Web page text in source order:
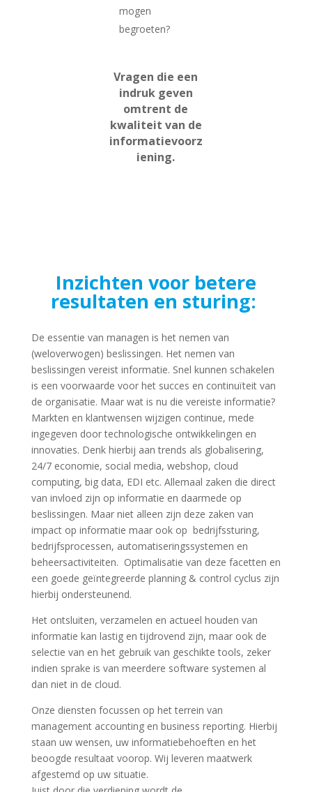
mogen
begroeten?
Vragen die een
indruk geven
omtrent de
kwaliteit van de
informatievoorz
iening.
Inzichten voor betere
resultaten en sturing:
De essentie van managen is het nemen van
(weloverwogen) beslissingen. Het nemen van
beslissingen vereist informatie. Snel kunnen schakelen
is een voorwaarde voor het succes en continuïteit van
de organisatie. Maar wat is nu die vereiste informatie?
Markten en klantwensen wijzigen continue, mede
ingegeven door technologische ontwikkelingen en
innovaties. Denk hierbij aan trends als globalisering,
24/7 economie, social media, webshop, cloud
computing, big data, EDI etc. Allemaal zaken die direct
van invloed zijn op informatie en daarmede op
beslissingen. Maar niet alleen zijn deze zaken van
impact op informatie maar ook op bedrijfssturing,
bedrijfsprocessen, automatiseringssystemen en
beheersactiviteiten. Optimalisatie van deze facetten en
een goede geïntegreerde planning & control cyclus zijn
hierbij ondersteunend.
Het ontsluiten, verzamelen en actueel houden van
informatie kan lastig en tijdrovend zijn, maar ook de
selectie van en het gebruik van geschikte tools, zeker
indien sprake is van meerdere software systemen al
dan niet in de cloud.
Onze diensten focussen op het terrein van
management accounting en business reporting. Hierbij
staan uw wensen, uw informatiebehoeften en het
beoogde resultaat voorop. Wij leveren maatwerk
afgestemd op uw situatie.